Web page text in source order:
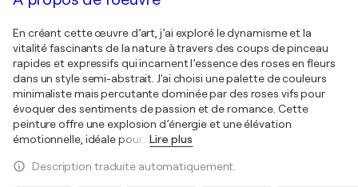
En créant cette œuvre d’art, j’ai exploré le dynamisme et la
vitalité fascinants de la nature à travers des coups de pinceau
rapides et expressifs qui incarnent l’essence des roses en fleurs
dans un style semi-abstrait. J'ai choisi une palette de couleurs
minimaliste mais percutante dominée par des roses vifs pour
évoquer des sentiments de passion et de romance. Cette
peinture offre une explosion d’énergie et une élévation
émotionnelle, idéale pour… Lire plus
Description traduite automatiquement.